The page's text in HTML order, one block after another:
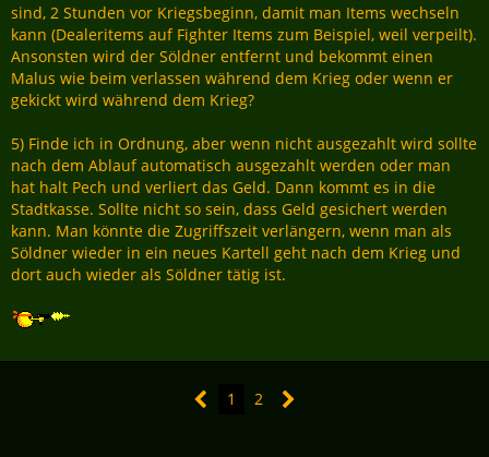
sind, 2 Stunden vor Kriegsbeginn, damit man Items wechseln
kann (Dealeritems auf Fighter Items zum Beispiel, weil verpeilt).
Ansonsten wird der Söldner entfernt und bekommt einen
Malus wie beim verlassen während dem Krieg oder wenn er
gekickt wird während dem Krieg?
5) Finde ich in Ordnung, aber wenn nicht ausgezahlt wird sollte
nach dem Ablauf automatisch ausgezahlt werden oder man
hat halt Pech und verliert das Geld. Dann kommt es in die
Stadtkasse. Sollte nicht so sein, dass Geld gesichert werden
kann. Man könnte die Zugriffszeit verlängern, wenn man als
Söldner wieder in ein neues Kartell geht nach dem Krieg und
dort auch wieder als Söldner tätig ist.
1 2